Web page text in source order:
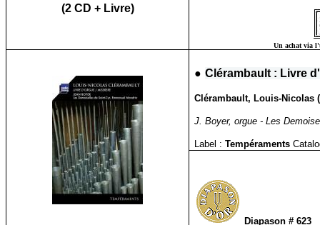
(2 CD + Livre)
Un achat via
● Clérambault : Livre
Clérambault, Louis-Nicolas
J. Boyer, orgue - Les
Label : Tempéraments
Diapason # 623